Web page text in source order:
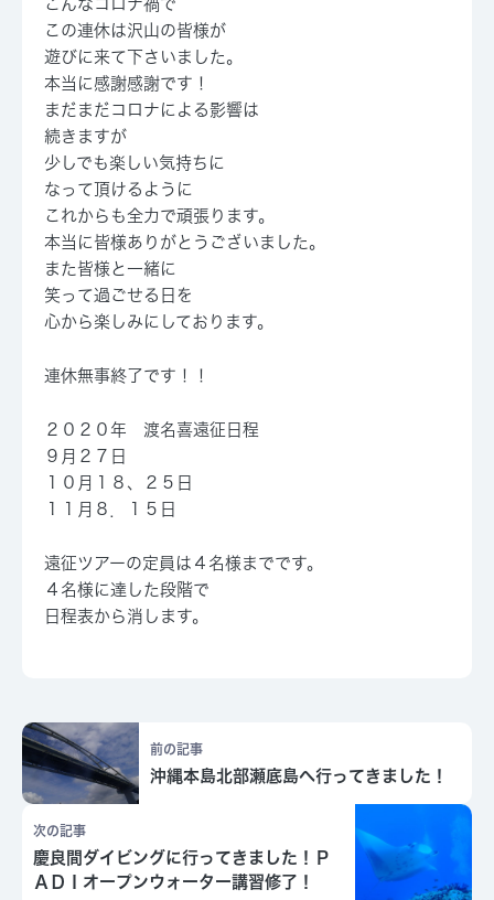
こんなコロナ禍で
この連休は沢山の皆様が
遊びに来て下さいました。
本当に感謝感謝です！
まだまだコロナによる影響は
続きますが
少しでも楽しい気持ちに
なって頂けるように
これからも全力で頑張ります。
本当に皆様ありがとうございました。
また皆様と一緒に
笑って過ごせる日を
心から楽しみにしております。
連休無事終了です！！
２０２０年 渡名喜遠征日程
９月２７日
１０月１８、２５日
１１月８．１５日
遠征ツアーの定員は４名様までです。
４名様に達した段階で
日程表から消します。
前の記事
沖縄本島北部瀬底島へ行ってきました！
次の記事
慶良間ダイビングに行ってきました！Ｐ
ＡＤＩオープンウォーター講習修了！